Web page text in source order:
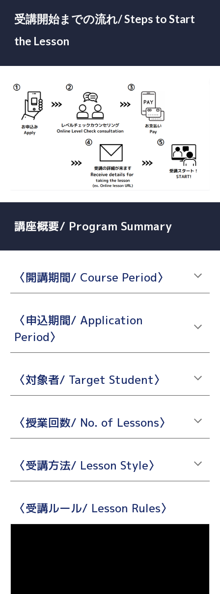
受講開始までの流れ/ Steps to Start
the Lesson
講座概要/ Program Summary
〈開講期間/ Course Period〉
〈申込期間/ Application
Period〉
〈対象者/ Target Student〉
〈授業回数/ No. of Lessons〉
〈受講方法/ Lesson Style〉
〈受講ルール/ Lesson Rules〉